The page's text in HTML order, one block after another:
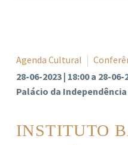
Agenda Cultural
28-06-2023 | 18:00 a 28-
Palácio da
INSTITUTO